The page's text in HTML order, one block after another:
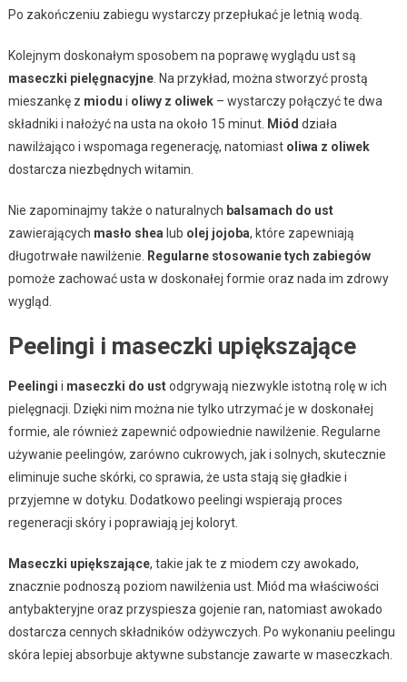
Po zakończeniu zabiegu wystarczy przepłukać je letnią wodą.
Kolejnym doskonałym sposobem na poprawę wyglądu ust są
maseczki pielęgnacyjne. Na przykład, można stworzyć prostą
mieszankę z miodu i oliwy z oliwek– wystarczy połączyć te dwa
składniki i nałożyć na usta na około 15 minut. Miód działa
nawilżająco i wspomaga regenerację, natomiast oliwa z oliwek
dostarcza niezbędnych witamin.
Nie zapominajmy także o naturalnych balsamach do ust
zawierających masło shea lub olej jojoba, które zapewniają
długotrwałe nawilżenie.
Regularne stosowanie tych zabiegów
pomoże zachować usta w doskonałej formie oraz nada im zdrowy
wygląd.
Peelingi i maseczki upiększające
Peelingi i maseczki do ustodgrywają niezwykle istotną rolę w ich
pielęgnacji. Dzięki nim można nie tylko utrzymać je w doskonałej
formie, ale również zapewnić odpowiednie nawilżenie. Regularne
używanie peelingów, zarówno cukrowych, jak i solnych, skutecznie
eliminuje suche skórki, co sprawia, że usta stają się gładkie i
przyjemne w dotyku. Dodatkowo peelingi wspierają proces
regeneracji skóry i poprawiają jej koloryt.
Maseczki upiększające, takie jak te z miodem czy awokado,
znacznie podnoszą poziom nawilżenia ust. Miód ma właściwości
antybakteryjne oraz przyspiesza gojenie ran, natomiast awokado
dostarcza cennych składników odżywczych. Po wykonaniu peelingu
skóra lepiej absorbuje aktywne substancje zawarte w maseczkach.